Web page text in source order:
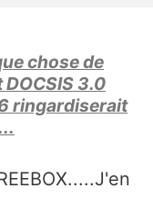
chose de
3.0
ringardiserait